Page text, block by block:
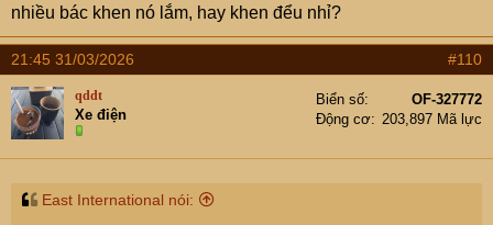
nhiều bác khen nó lắm, hay khen đểu nhỉ?
21:45 31/03/2026 #110
qddt
Xe điện
Biển số
OF-327772
Động cơ
203,897 Mã lực
East International nói: